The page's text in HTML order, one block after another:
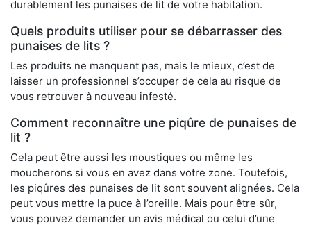
durablement les punaises de lit de votre habitation.
Quels produits utiliser pour se débarrasser des
punaises de lits ?
Les produits ne manquent pas, mais le mieux, c’est de
laisser un professionnel s’occuper de cela au risque de
vous retrouver à nouveau infesté.
Comment reconnaître une piqûre de punaises de
lit ?
Cela peut être aussi les moustiques ou même les
moucherons si vous en avez dans votre zone. Toutefois,
les piqûres des punaises de lit sont souvent alignées. Cela
peut vous mettre la puce à l’oreille. Mais pour être sûr,
vous pouvez demander un avis médical ou celui d’une